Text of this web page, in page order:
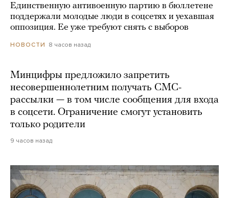
Единственную антивоенную партию в бюллетене
поддержали молодые люди в соцсетях и уехавшая
оппозиция. Ее уже требуют снять с выборов
НОВОСТИ 8 часов назад
Минцифры предложило запретить
несовершеннолетним получать СМС-
рассылки — в том числе сообщения для входа
в соцсети. Ограничение смогут установить
только родители
9 часов назад